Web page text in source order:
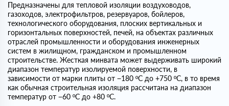
Предназначены для тепловой изоляции воздуховодов,
газоходов, электрофильтров, резервуаров, бойлеров,
технологического оборудования, плоских вертикальных и
горизонтальных поверхностей, печей, на объектах различных
отраслей промышленности и оборудования инженерных
систем в жилищном, гражданском и промышленном
строительстве. Жесткая минвата может выдерживать широкий
диапазон температур изолируемой поверхности, в
зависимости от марки плиты от −180 ºС до +750 ºС, в то время
как обычная строительная изоляция рассчитана на диапазон
температур от −60 ºС до +80 ºС.